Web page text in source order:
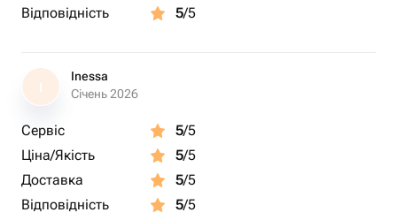
Відповідність
5/5
I
Inessa
Січень 2026
Сервіс 5/5
Ціна/Якість
5/5
Доставка
5/5
Відповідність
5/5